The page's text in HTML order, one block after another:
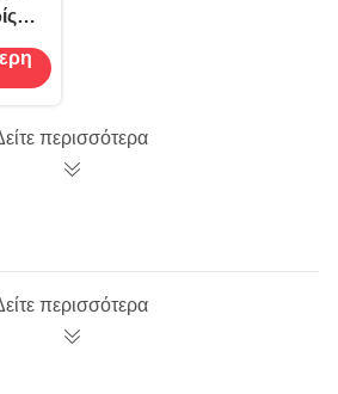
περισσότερα
περισσότερα